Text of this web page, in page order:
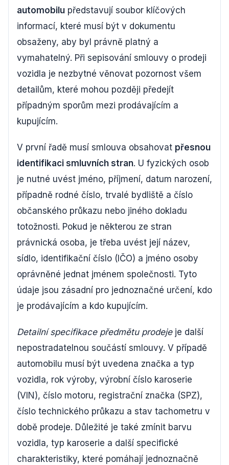
automobilu představují soubor klíčových
informací, které musí být v dokumentu
obsaženy, aby byl právně platný a
vymahatelný. Při sepisování smlouvy o prodeji
vozidla je nezbytné věnovat pozornost všem
detailům, které mohou později předejít
případným sporům mezi prodávajícím a
kupujícím.
V první řadě musí smlouva obsahovat přesnou
identifikaci smluvních stran. U fyzických osob
je nutné uvést jméno, příjmení, datum narození,
případně rodné číslo, trvalé bydliště a číslo
občanského průkazu nebo jiného dokladu
totožnosti. Pokud je některou ze stran
právnická osoba, je třeba uvést její název,
sídlo, identifikační číslo (IČO) a jméno osoby
oprávněné jednat jménem společnosti. Tyto
údaje jsou zásadní pro jednoznačné určení, kdo
je prodávajícím a kdo kupujícím.
Detailní specifikace předmětu prodejeje další
nepostradatelnou součástí smlouvy. V případě
automobilu musí být uvedena značka a typ
vozidla, rok výroby, výrobní číslo karoserie
(VIN), číslo motoru, registrační značka (SPZ),
číslo technického průkazu a stav tachometru v
době prodeje. Důležité je také zmínit barvu
vozidla, typ karoserie a další specifické
charakteristiky, které pomáhají jednoznačně